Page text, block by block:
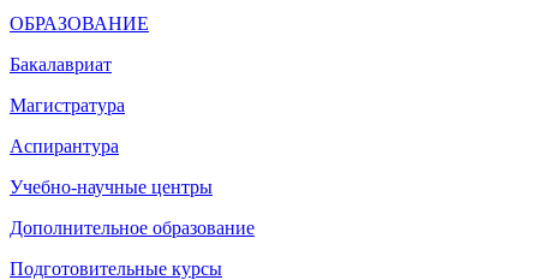
ОБРАЗОВАНИЕ
Бакалавриат
Магистратура
Аспирантура
Учебно-научные центры
Дополнительное образование
Подготовительные курсы